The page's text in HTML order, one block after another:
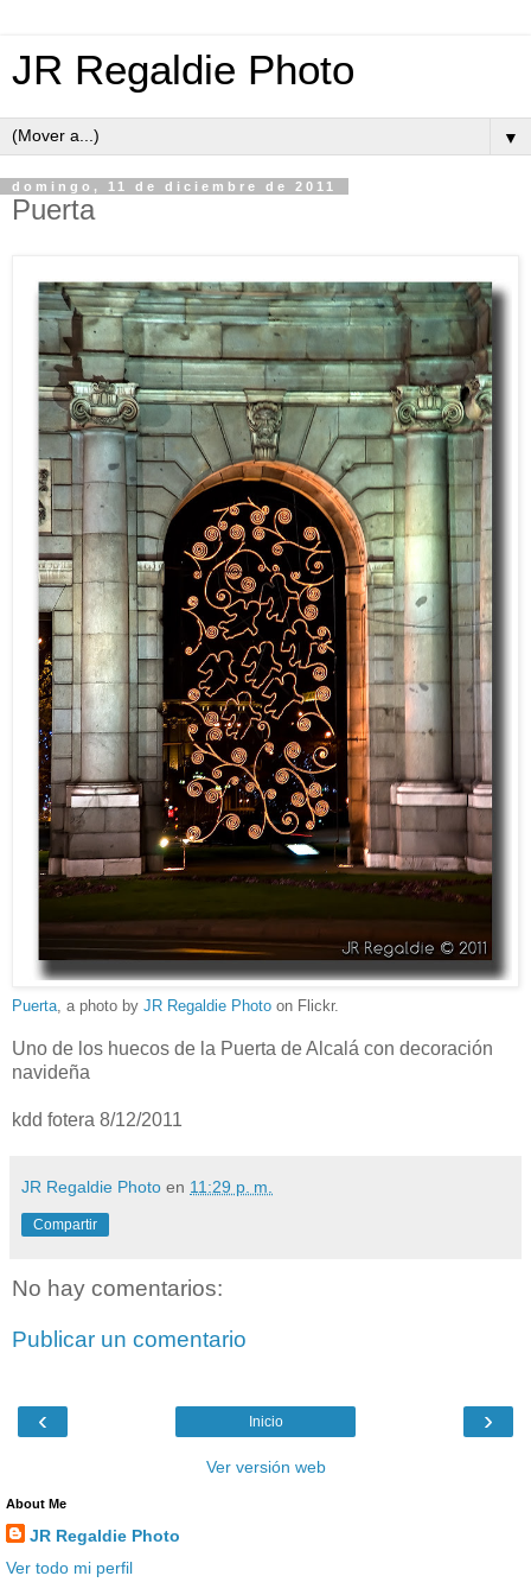
JR Regaldie Photo
▼
domingo, 11 de diciembre de 2011
Puerta
Puerta, a photo by JR Regaldie Photo on Flickr.
Uno de los huecos de la Puerta de Alcalá con decoración
navideña
kdd fotera 8/12/2011
JR Regaldie Photo en 11:29 p. m.
Compartir
No hay comentarios:
Publicar un comentario
‹ ›
Inicio
Ver versión web
About Me
JR Regaldie Photo
Ver todo mi perfil